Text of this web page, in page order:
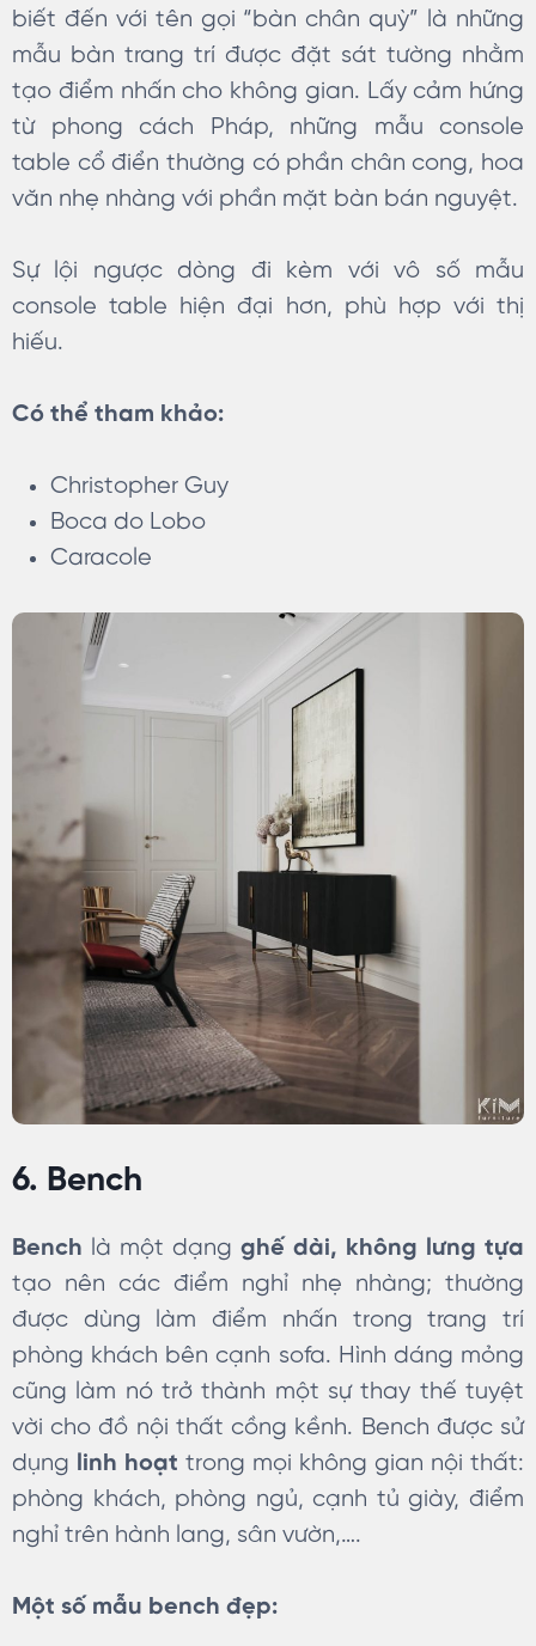
biết đến với tên gọi “bàn chân quỳ” là những
mẫu bàn trang trí được đặt sát tường nhằm
tạo điểm nhấn cho không gian. Lấy cảm hứng
từ phong cách Pháp, những mẫu console
table cổ điển thường có phần chân cong, hoa
văn nhẹ nhàng với phần mặt bàn bán nguyệt.
Sự lội ngược dòng đi kèm với vô số mẫu
console table hiện đại hơn, phù hợp với thị
hiếu.
Có thể tham khảo:
Christopher Guy
Boca do Lobo
Caracole
6. Bench
Bench là một dạng ghế dài, không lưng tựa
tạo nên các điểm nghỉ nhẹ nhàng; thường
được dùng làm điểm nhấn trong trang trí
phòng khách bên cạnh sofa. Hình dáng mỏng
cũng làm nó trở thành một sự thay thế tuyệt
vời cho đồ nội thất cồng kềnh. Bench được sử
dụng
linh hoạt trong mọi không gian nội thất:
phòng khách, phòng ngủ, cạnh tủ giày, điểm
nghỉ trên hành lang, sân vườn,….
Một số mẫu bench đẹp: